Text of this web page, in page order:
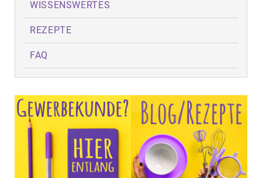
WISSENSWERTES
REZEPTE
FAQ